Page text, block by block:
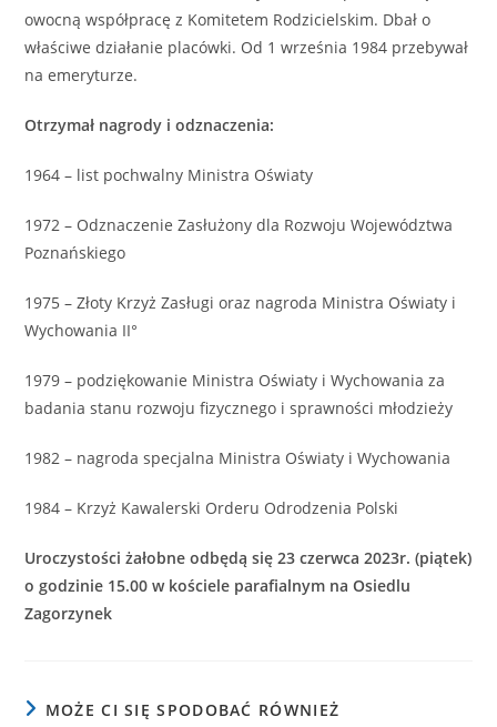
owocną współpracę z Komitetem Rodzicielskim. Dbał o
właściwe działanie placówki. Od 1 września 1984 przebywał
na emeryturze.
Otrzymał nagrody i odznaczenia:
1964 – list pochwalny Ministra Oświaty
1972 – Odznaczenie Zasłużony dla Rozwoju Województwa
Poznańskiego
1975 – Złoty Krzyż Zasługi oraz nagroda Ministra Oświaty i
Wychowania II°
1979 – podziękowanie Ministra Oświaty i Wychowania za
badania stanu rozwoju fizycznego i sprawności młodzieży
1982 – nagroda specjalna Ministra Oświaty i Wychowania
1984 – Krzyż Kawalerski Orderu Odrodzenia Polski
Uroczystości żałobne odbędą się 23 czerwca 2023r. (piątek)
o godzinie 15.00 w kościele parafialnym na Osiedlu
Zagorzynek
MOŻE CI SIĘ SPODOBAĆ RÓWNIEŻ